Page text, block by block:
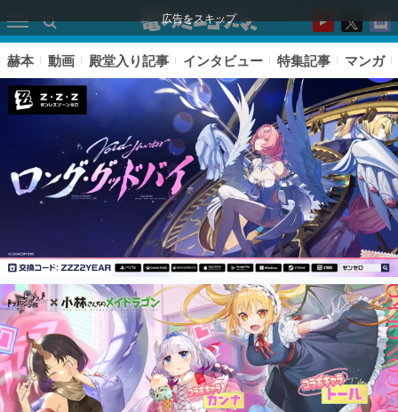
広告をスキップ
ピックアップ
電ファミのいま読まれている記事ランキング
アプリセール情報
赫本 動画 殿堂入り記事 インタビュー 特集記事 マンガ